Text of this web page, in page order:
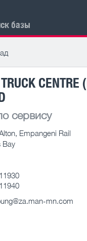
базы
CENTRE
сервису
Empangeni Rail
Bay
mn.com